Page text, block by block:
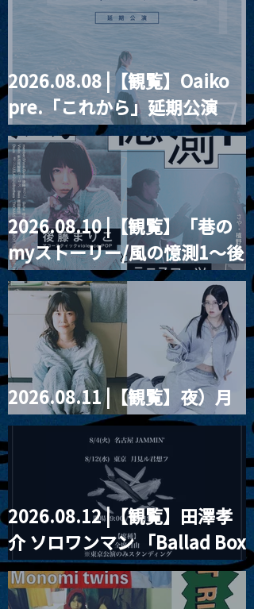
2026.08.08 |【観覧】Oaiko
pre.「これから」延期公演
Blurred City Lights × 17歳
とベルリンの壁
2026.08.10 |【観覧】「巷の
myストーリー/風の憶測1～後
藤まりこアコースティック
violence POPとテニスコー
ツ」
2026.08.11 |【観覧】夜）月
見ル君想フpre. Sugar Shock
2026.08.12 |【観覧】田澤孝
介 ソロワンマン 「Ballad Box
2026」